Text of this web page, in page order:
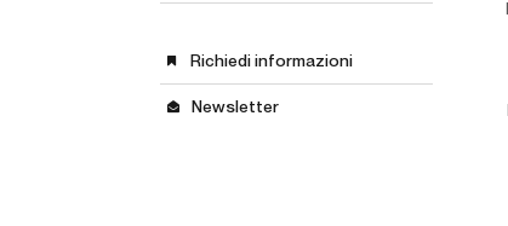
Richiedi informazioni
Newsletter